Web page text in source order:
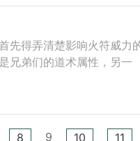
先得弄清楚影响火符威力
兄弟们的道术属性，另一
8 9 10 11